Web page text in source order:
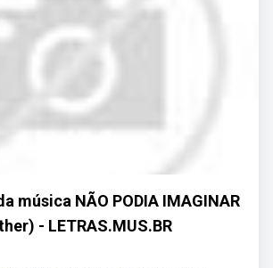
música NÃO PODIA IMAGINAR
- LETRAS.MUS.BR